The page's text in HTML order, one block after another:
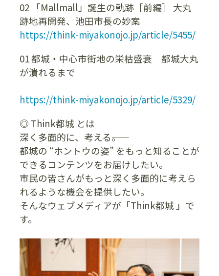
02 「Mallmall」誕生の軌跡［前編］ 大丸
跡地再開発、池田市長の妙案
https://think-miyakonojo.jp/article/5455/
01 都城・中心市街地の栄枯盛衰 都城大丸
が潰れるまで
https://think-miyakonojo.jp/article/5329/
◎ Think都城 とは
深く多面的に、考える――。
都城の “ホントウの姿” をもっと知ることが
できるコンテンツをお届けしたい。
市民の皆さんがもっと深く多面的に考えら
れるような機会を提供したい。
そんなウェブメディアが「Think都城 」で
す。